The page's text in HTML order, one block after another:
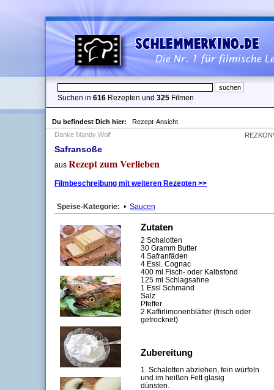
Suchen in 616 Rezepten und 325 Filmen
Du befindest Dich hier:
Rezept-Ansicht
Danke Mandy Wolf
Safransoße
aus Rezept zum Verlieben
Filmbeschreibung mit weiteren Rezepten >>
Speise-Kategorie: • Saucen
Zutaten
2 Schalotten
30 Gramm Butter
4 Safranfäden
4 Essl. Cognac
400 ml Fisch- oder Kalbsfond
125 ml Schlagsahne
1 Essl Schmand
Salz
Pfeffer
2 Kaffirlimonenblätter (frisch oder
getrocknet)
Zubereitung
1. Schalotten abziehen, fein würfeln
und im heißen Fett glasig
dünsten.